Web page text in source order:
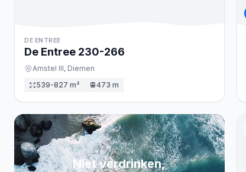
DE ENTREE
De Entree 230-266
Amstel III, Diemen
539-827 m²
473 m
Niet verdrinken,